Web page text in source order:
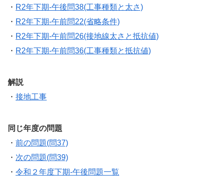
・ R2年下期-午後問38(工事種類と太さ)
・ R2年下期-午前問22(省略条件)
・ R2年下期-午前問26(接地線太さと抵抗値)
・ R2年下期-午前問36(工事種類と抵抗値)
解説
・ 接地工事
同じ年度の問題
・ 前の問題(問37)
・ 次の問題(問39)
・ 令和２年度下期-午後問題一覧